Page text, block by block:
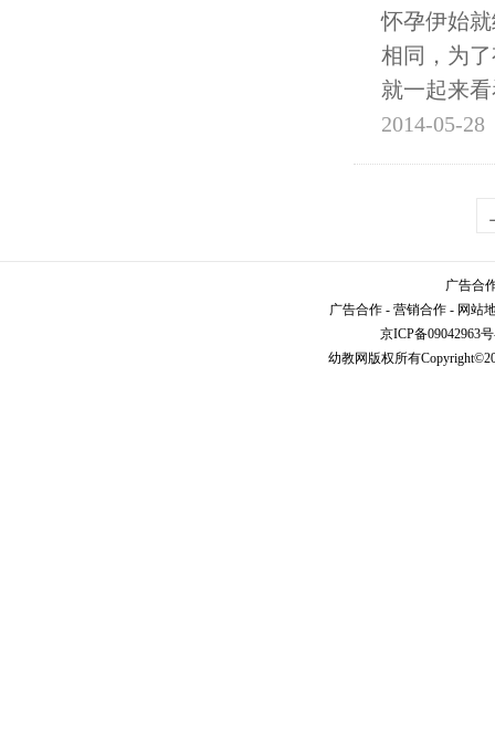
怀孕伊始
相同，为
就一起来
2014-05-28
广告合
广告合作 - 营销合作 - 网站
京ICP备09042963
幼教网版权所有